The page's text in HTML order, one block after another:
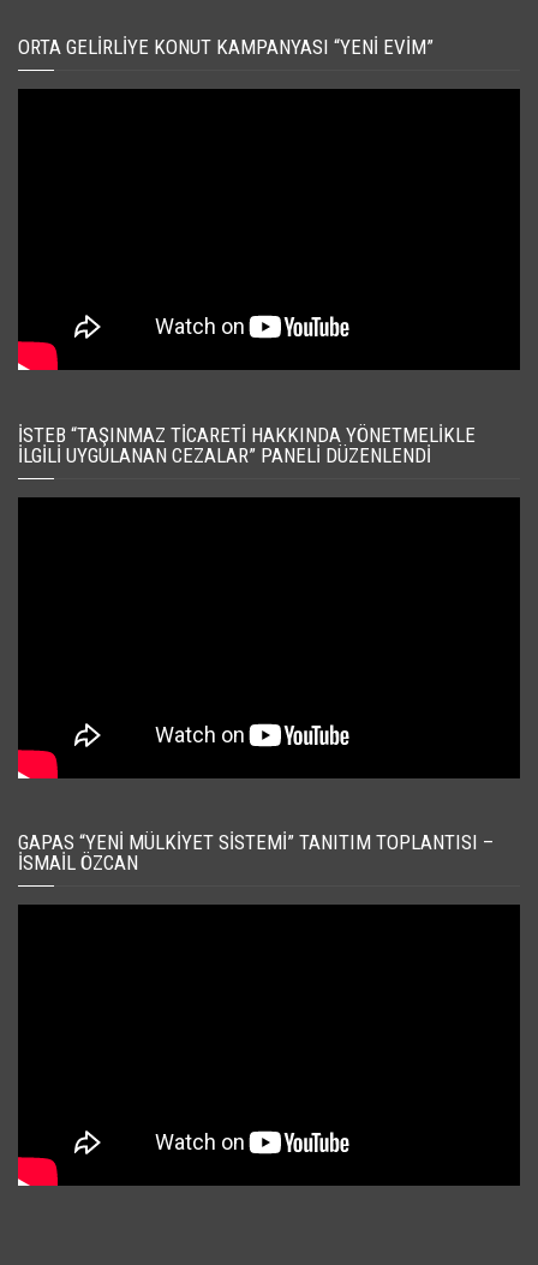
ORTA GELIRLIYE KONUT KAMPANYASI “YENI EVIM”
İSTEB “TAŞINMAZ TICARETI HAKKINDA YÖNETMELIKLE
İLGILI UYGULANAN CEZALAR” PANELI DÜZENLENDI
GAPAS “YENI MÜLKIYET SISTEMI” TANITIM TOPLANTISI –
İSMAIL ÖZCAN